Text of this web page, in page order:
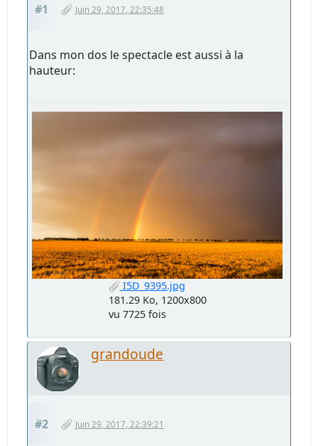
#1 Juin 29, 2017, 22:35:48
Dans mon dos le spectacle est aussi à la
hauteur:
I5D_9395.jpg
181.29 Ko, 1200x800
vu 7725 fois
grandoude
#2 Juin 29, 2017, 22:39:21